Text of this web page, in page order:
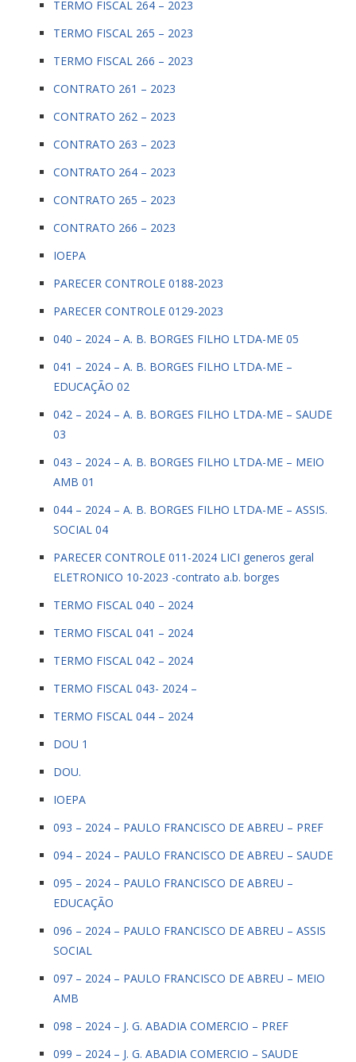
TERMO FISCAL 264 – 2023
TERMO FISCAL 265 – 2023
TERMO FISCAL 266 – 2023
CONTRATO 261 – 2023
CONTRATO 262 – 2023
CONTRATO 263 – 2023
CONTRATO 264 – 2023
CONTRATO 265 – 2023
CONTRATO 266 – 2023
IOEPA
PARECER CONTROLE 0188-2023
PARECER CONTROLE 0129-2023
040 – 2024 – A. B. BORGES FILHO LTDA-ME 05
041 – 2024 – A. B. BORGES FILHO LTDA-ME –
EDUCAÇÃO 02
042 – 2024 – A. B. BORGES FILHO LTDA-ME – SAUDE
03
043 – 2024 – A. B. BORGES FILHO LTDA-ME – MEIO
AMB 01
044 – 2024 – A. B. BORGES FILHO LTDA-ME – ASSIS.
SOCIAL 04
PARECER CONTROLE 011-2024 LICI generos geral
ELETRONICO 10-2023 -contrato a.b. borges
TERMO FISCAL 040 – 2024
TERMO FISCAL 041 – 2024
TERMO FISCAL 042 – 2024
TERMO FISCAL 043- 2024 –
TERMO FISCAL 044 – 2024
DOU 1
DOU.
IOEPA
093 – 2024 – PAULO FRANCISCO DE ABREU – PREF
094 – 2024 – PAULO FRANCISCO DE ABREU – SAUDE
095 – 2024 – PAULO FRANCISCO DE ABREU –
EDUCAÇÃO
096 – 2024 – PAULO FRANCISCO DE ABREU – ASSIS
SOCIAL
097 – 2024 – PAULO FRANCISCO DE ABREU – MEIO
AMB
098 – 2024 – J. G. ABADIA COMERCIO – PREF
099 – 2024 – J. G. ABADIA COMERCIO – SAUDE